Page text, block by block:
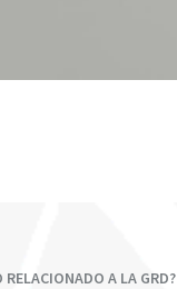
A LA GRD?